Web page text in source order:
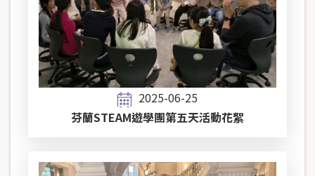
2025-06-25
芬蘭STEAM遊學團第五天活動花絮